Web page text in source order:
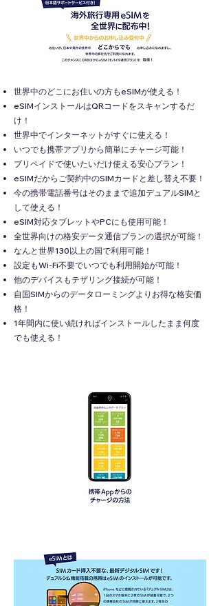
世界中のどこにお住いの方もeSIMが使える！
eSIMインストールはQRコードをスキャンするだ
け！
世界中でインターネットがすぐに使える！
いつでも携帯アプリから簡単にチャージ可能！
プリペイドで使いたいだけ使える安心プラン！
eSIMだからご契約中のSIMカードと差し替え不要！
今の携帯電話番号はそのままで追加デュアルSIMと
して使える！
eSIM対応タブレットやPCにも使用可能！
全世界向けの格安データ通信プランの選択が可能！
なんと世界130以上の国で利用可能！
設定もWi-Fi不要でいつでも利用開始が可能！
他のデバイスもテザリング接続が可能！
自国SIMからのデータローミングよりお得な格安価
格！
1年間内に使い続ければインストールしたまま何度
でも使える！